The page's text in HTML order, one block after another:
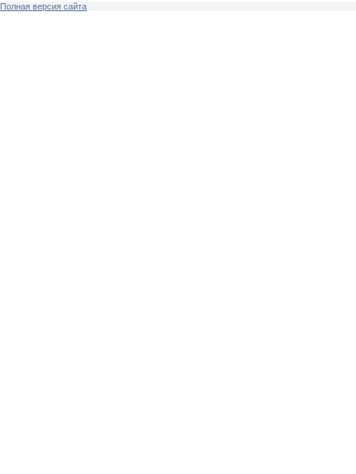
Полная версия сайта